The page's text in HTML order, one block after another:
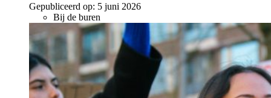
Gepubliceerd op: 5 juni 2026
Bij de buren